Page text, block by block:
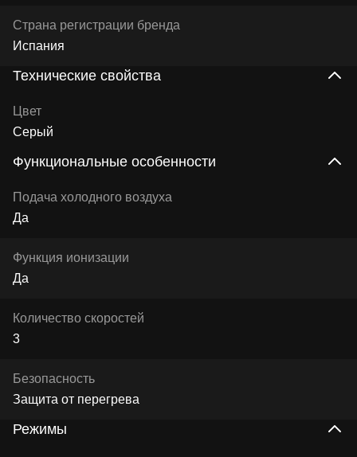
Страна регистрации бренда
Испания
Технические свойства
Цвет
Серый
Функциональные особенности
Подача холодного воздуха
Да
Функция ионизации
Да
Количество скоростей
3
Безопасность
Защита от перегрева
Режимы